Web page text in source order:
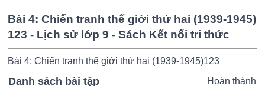
Bài 4: Chiến tranh thế giới thứ hai (1939-1945)
123 - Lịch sử lớp 9 - Sách Kết nối tri thức
Bài 4: Chiến tranh thế giới thứ hai (1939-1945)123
Danh sách bài tập Hoàn thành